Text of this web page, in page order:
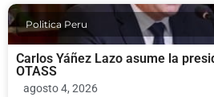
Politica Peru
Carlos Yáñez Lazo asume la
OTASS
agosto 4, 2026